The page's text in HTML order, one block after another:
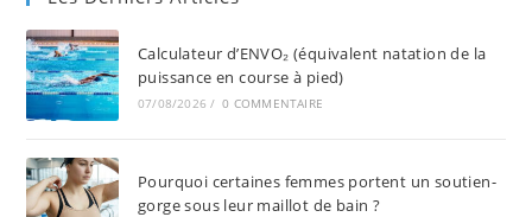
Calculateur d’ENVO₂ (équivalent natation de la
puissance en course à pied)
07/08/2026 / 0 COMMENTAIRE
Pourquoi certaines femmes portent un soutien-
gorge sous leur maillot de bain ?